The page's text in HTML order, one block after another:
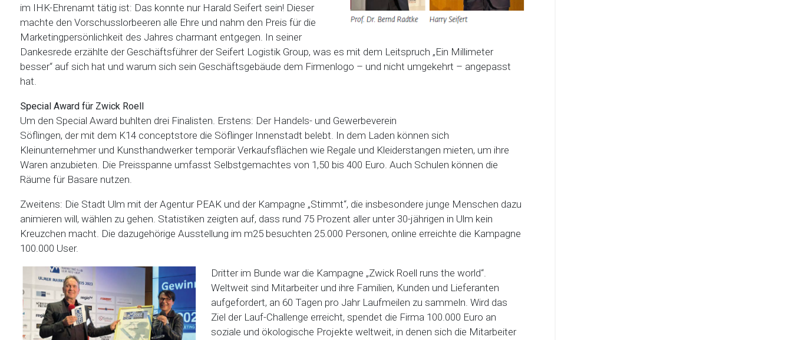
im IHK-Ehrenamt tätig ist: Das konnte nur Harald Seifert sein! Dieser
machte den Vorschusslorbeeren alle Ehre und nahm den Preis für die
Marketingpersönlichkeit des Jahres charmant entgegen. In seiner
Dankesrede erzählte der Geschäftsführer der Seifert Logistik Group, was es mit dem Leitspruch „Ein Millimeter
besser“ auf sich hat und warum sich sein Geschäftsgebäude dem Firmenlogo – und nicht umgekehrt – angepasst
hat.
Special Award für Zwick Roe
Um den Special Award buhlten drei Finalisten. Erstens: Der Handels- und Gewerbeverein
Söflingen, der mit dem K14 conceptstore die Söflinger Innenstadt belebt. In dem Laden können sich
Kleinunternehmer und Kunsthandwerker temporär Verkaufsflächen wie Regale und Kleiderstangen mieten, um ihre
Waren anzubieten. Die Preisspanne umfasst Selbstgemachtes von 1,50 bis 400 Euro. Auch Schulen können die
Räume für Basare nutzen.
Zweitens: Die Stadt Ulm mit der Agentur PEAK und der Kampagne „Stimmt“, die insbesondere junge Menschen dazu
animieren will, wählen zu gehen. Statistiken zeigten auf, dass rund 75 Prozent aller unter 30-jährigen in Ulm kein
Kreuzchen macht. Die dazugehörige Ausstellung im m25 besuchten 25.000 Personen, online erreichte die Kampagne
100.000 User.
Dritter im Bunde war die Kampagne „Zwick Roell runs the world“.
Weltweit sind Mitarbeiter und ihre Familien, Kunden und Lieferanten
aufgefordert, an 60 Tagen pro Jahr Laufmeilen zu sammeln. Wird das
Ziel der Lauf-Challenge erreicht, spendet die Firma 100.000 Euro an
soziale und ökologische Projekte weltweit, in denen sich die Mitarbeiter